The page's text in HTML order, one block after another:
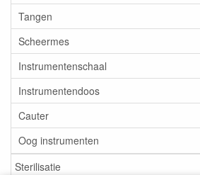
Tangen
Scheermes
Instrumentenschaal
Instrumentendoos
Cauter
Oog instrumenten
Sterilisatie